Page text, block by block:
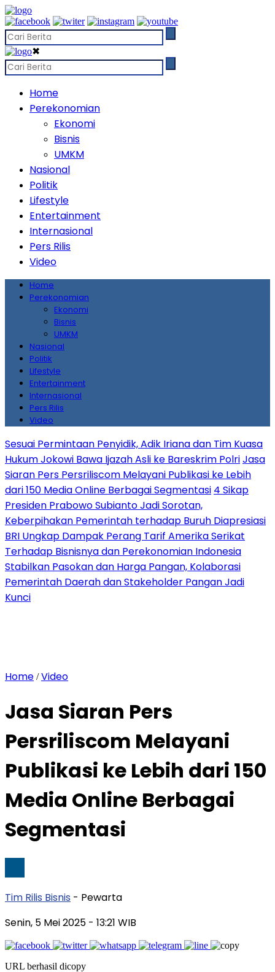
✖
Home
Perekonomian
Ekonomi
Bisnis
UMKM
Nasional
Politik
Lifestyle
Entertainment
Internasional
Pers Rilis
Video
Home
Perekonomian
Ekonomi
Bisnis
UMKM
Nasional
Politik
Lifestyle
Entertainment
Internasional
Pers Rilis
Video
Sesuai Permintaan Penyidik, Adik Iriana dan Tim Kuasa
Hukum Jokowi Bawa Ijazah Asli ke Bareskrim PolriJasa
Siaran Pers Persriliscom Melayani Publikasi ke Lebih
dari 150 Media Online Berbagai Segmentasi 4 Sikap
Presiden Prabowo Subianto Jadi Sorotan,
Keberpihakan Pemerintah terhadap Buruh Diapresiasi
BRI Ungkap Dampak Perang Tarif Amerika Serikat
Terhadap Bisnisnya dan Perekonomian Indonesia
Stabilkan Pasokan dan Harga Pangan, Kolaborasi
Pemerintah Daerah dan Stakeholder Pangan Jadi
Kunci
Home /Video
Jasa Siaran Pers
Persriliscom Melayani
Publikasi ke Lebih dari 150
Media Online Berbagai
Segmentasi
Tim Rilis Bisnis - Pewarta
Senin, 5 Mei 2025 - 13:21 WIB
URL berhasil dicopy